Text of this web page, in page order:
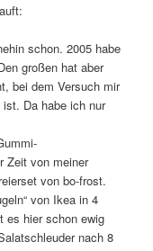
schon. 2005 habe
großen hat aber
bei dem Versuch mir
Da habe ich nur
Zeit von meiner
von bo-frost.
von Ikea in 4
es hier schon ewig
nach 8